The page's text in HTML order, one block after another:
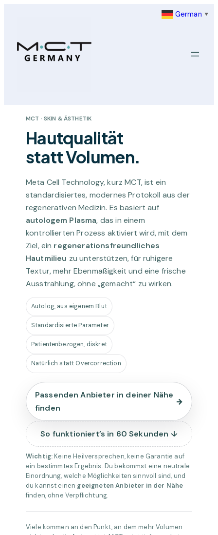
MCT · SKIN & ÄSTHETIK
Hautqualität
statt Volumen.
Meta Cell Technology, kurz MCT, ist ein
standardisiertes, modernes Protokoll aus der
regenerativen Medizin. Es basiert auf
autologem Plasma, das in einem
kontrollierten Prozess aktiviert wird, mit dem
Ziel, ein regenerationsfreundliches
Hautmilieu zu unterstützen, für ruhigere
Textur, mehr Ebenmäßigkeit und eine frische
Ausstrahlung, ohne „gemacht“ zu wirken.
Autolog, aus eigenem Blut
Standardisierte Parameter
Patientenbezogen, diskret
Natürlich statt Overcorrection
Passenden Anbieter in deiner Nähe
finden
→
So funktioniert’s in 60 Sekunden ↓
Wichtig:Keine Heilversprechen, keine Garantie auf
ein bestimmtes Ergebnis. Du bekommst eine neutrale
Einordnung, welche Möglichkeiten sinnvoll sind, und
du kannst einen geeigneten Anbieter in der Nähe
finden, ohne Verpflichtung.
Viele kommen an den Punkt, an dem mehr Volumen
German ▼